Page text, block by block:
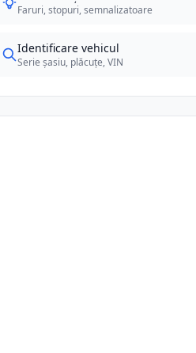
Faruri, stopuri, semnalizatoare
Identificare vehicul
Serie șasiu, plăcuțe, VIN